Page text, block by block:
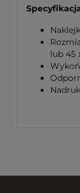
lub 45